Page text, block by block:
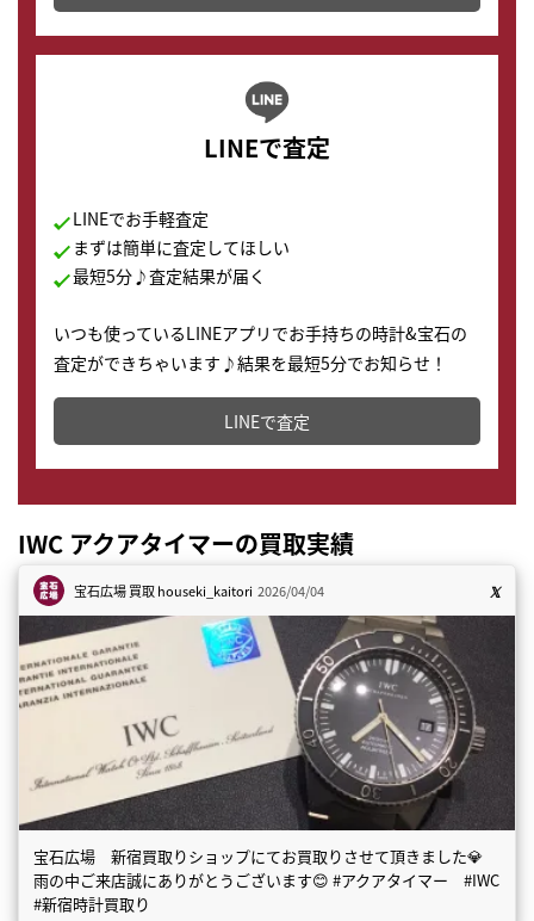
LINEで査定
LINEでお手軽査定
まずは簡単に査定してほしい
最短5分♪査定結果が届く
いつも使っているLINEアプリでお手持ちの時計&宝石の
査定ができちゃいます♪結果を最短5分でお知らせ！
どこからでもすぐに査定金額を知ることが出来ます。
LINEで査定
IWC アクアタイマーの買取実績
宝石広場 買取houseki_kaitori 2026/04/04
宝石広場 新宿買取りショップにてお買取りさせて頂きました💎
雨の中ご来店誠にありがとうございます😊 #アクアタイマー #IWC
#新宿時計買取り